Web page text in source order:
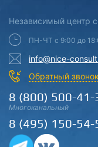
Независимый центр
ПН-ЧТ с 9:00 до
info@nice-
Обратный звонок
8 (800) 500-41-
Многоканальный
8 (495) 150-54-